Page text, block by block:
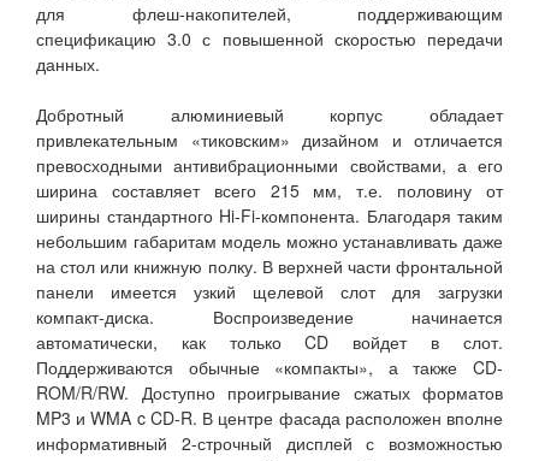
для флеш-накопителей, поддерживающим
спецификацию 3.0 с повышенной скоростью передачи
данных.
Добротный алюминиевый корпус обладает
привлекательным «тиковским» дизайном и отличается
превосходными антивибрационными свойствами, а его
ширина составляет всего 215 мм, т.е. половину от
ширины стандартного Hi-Fi-компонента. Благодаря таким
небольшим габаритам модель можно устанавливать даже
на стол или книжную полку. В верхней части фронтальной
панели имеется узкий щелевой слот для загрузки
компакт-диска. Воспроизведение начинается
автоматически, как только CD войдет в слот.
Поддерживаются обычные «компакты», а также CD-
ROM/R/RW. Доступно проигрывание сжатых форматов
MP3 и WMA c CD-R. В центре фасада расположен вполне
информативный 2-строчный дисплей с возможностью